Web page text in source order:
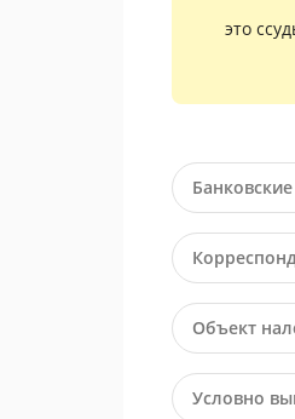
это
Объект
Условно